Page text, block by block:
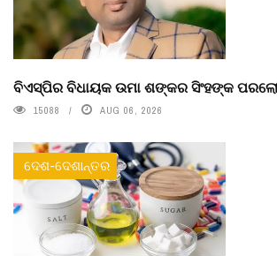
ବିଏସ୍‌ପିର ବିଧାୟକ ଉମା ଶଙ୍କର ସିଂହଙ୍କ
15088 AUG 06, 2026
ଦେଶ-ଦେଶାନ୍ତର